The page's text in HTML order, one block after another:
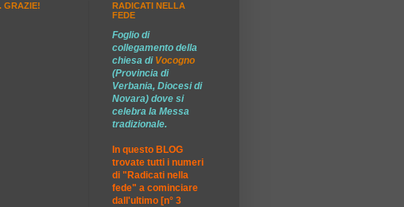
GRAZIE!
RADICATI NELLA
FEDE
Foglio di
collegamento della
chiesa di Vocogno
(Provincia di
Verbania, Diocesi di
Novara) dove si
celebra la Messa
tradizionale.
In questo BLOG
trovate tutti i numeri
di "Radicati nella
fede" a cominciare
dall'ultimo [n° 3